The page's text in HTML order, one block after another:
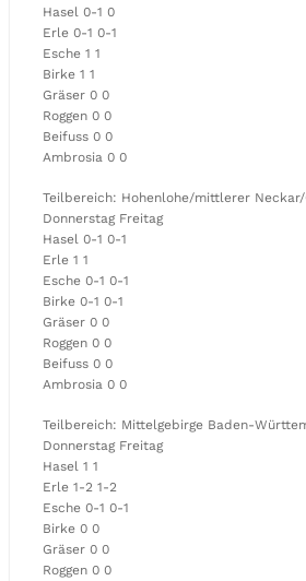
Hasel 0-1 0
Erle 0-1 0-1
Esche 1 1
Birke 1 1
Gräser 0 0
Roggen 0 0
Beifuss 0 0
Ambrosia 0 0
Teilbereich: Hohenlohe/mittlerer
Donnerstag Freitag
Hasel 0-1 0-1
Erle 1 1
Esche 0-1 0-1
Birke 0-1 0-1
Gräser 0 0
Roggen 0 0
Beifuss 0 0
Ambrosia 0 0
Teilbereich: Mittelgebirge Baden-
Donnerstag Freitag
Hasel 1 1
Erle 1-2 1-2
Esche 0-1 0-1
Birke 0 0
Gräser 0 0
Roggen 0 0